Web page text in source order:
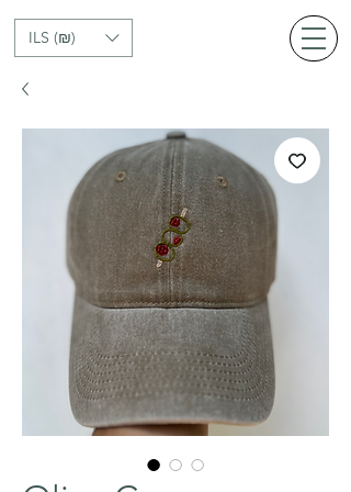
ILS (₪)